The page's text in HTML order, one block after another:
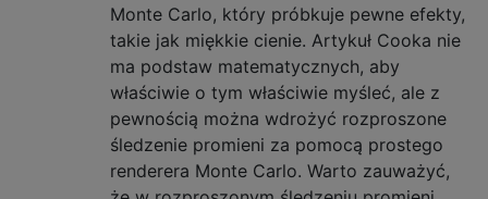
Monte Carlo, który próbkuje pewne efekty,
takie jak miękkie cienie. Artykuł Cooka nie
ma podstaw matematycznych, aby
właściwie o tym właściwie myśleć, ale z
pewnością można wdrożyć rozproszone
śledzenie promieni za pomocą prostego
renderera Monte Carlo. Warto zauważyć,